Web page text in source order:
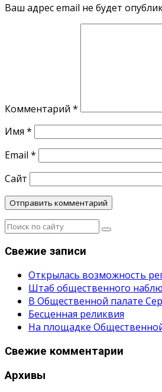
Ваш адрес email не будет
Комментарий *
Имя *
Email *
Сайт
Свежие записи
Открылась возможность
Штаб общественного
В Общественной палате
Бесценная реликвия
На площадке Общественной
Свежие комментарии
Архивы